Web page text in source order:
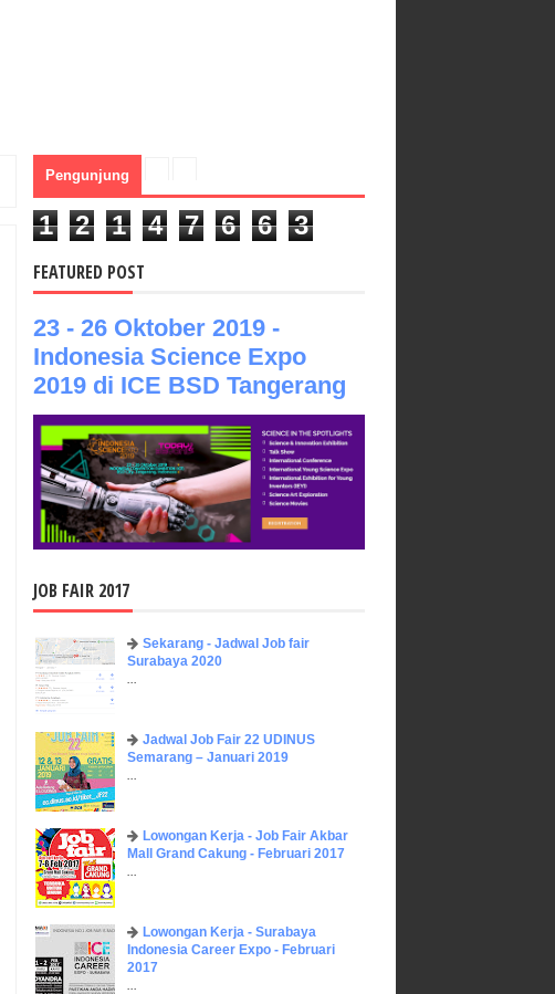
Pengunjung
1 2 1 4 7 6 6 3
FEATURED POST
23 - 26 Oktober 2019 -
Indonesia Science Expo
2019 di ICE BSD Tangerang
JOB FAIR 2017
Sekarang - Jadwal Job fair
Surabaya 2020
...
Jadwal Job Fair 22 UDINUS
Semarang – Januari 2019
...
Lowongan Kerja - Job Fair ​Akbar ​
Mall Grand Cakung - Februari 2017
...
Lowongan Kerja - Surabaya
Indonesia Career Expo - Februari
2017
...